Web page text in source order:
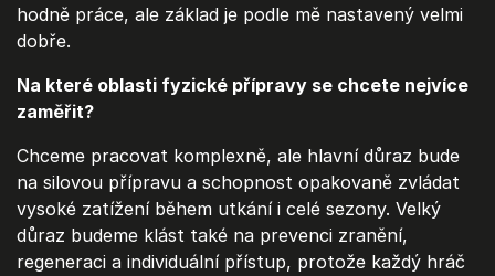
hodně práce, ale základ je podle mě nastavený velmi
dobře.
Na které oblasti fyzické přípravy se chcete nejvíce
zaměřit?
Chceme pracovat komplexně, ale hlavní důraz bude
na silovou přípravu a schopnost opakovaně zvládat
vysoké zatížení během utkání i celé sezony. Velký
důraz budeme klást také na prevenci zranění,
regeneraci a individuální přístup, protože každý hráč